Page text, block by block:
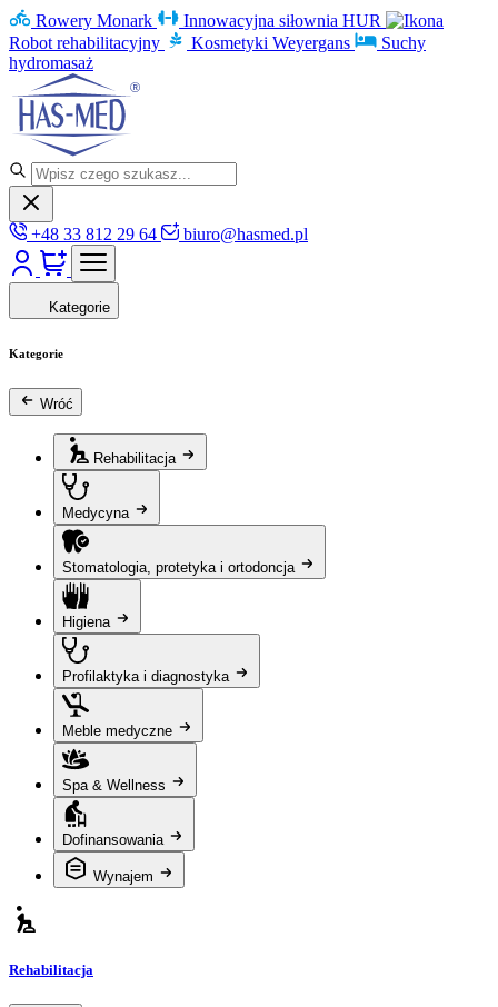
Rowery Monark
Innowacyjna siłownia HUR
Robot rehabilitacyjny
Kosmetyki Weyergans
Suchy
hydromasaż
+48 33 812 29 64 biuro@hasmed.pl
Kategorie
Kategorie
Wróć
Rehabilitacja
Medycyna
Stomatologia, protetyka i ortodoncja
Higiena
Profilaktyka i diagnostyka
Meble medyczne
Spa & Wellness
Dofinansowania
Wynajem
Rehabilitacja